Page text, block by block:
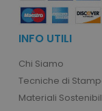
INFO UTILI
Chi Siamo
Tecniche di
Materiali
mage-